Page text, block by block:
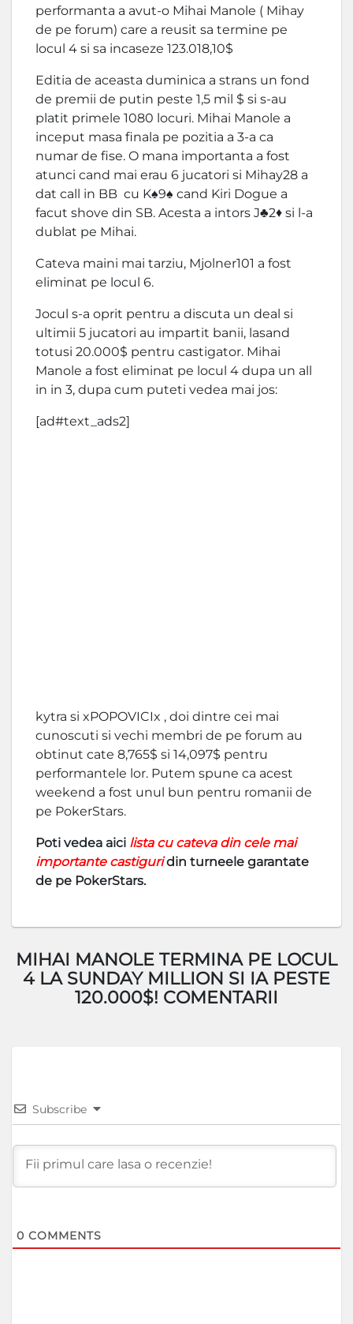
performanta a avut-o Mihai Manole ( Mihay
de pe forum) care a reusit sa termine pe
locul 4 si sa incaseze 123.018,10$
Editia de aceasta duminica a strans un fond
de premii de putin peste 1,5 mil $ si s-au
platit primele 1080 locuri. Mihai Manole a
inceput masa finala pe pozitia a 3-a ca
numar de fise. O mana importanta a fost
atunci cand mai erau 6 jucatori si Mihay28 a
dat call in BB cu K♠9♠ cand Kiri Dogue a
facut shove din SB. Acesta a intors J♣2♦ si l-a
dublat pe Mihai.
Cateva maini mai tarziu, Mjolner101 a fost
eliminat pe locul 6.
Jocul s-a oprit pentru a discuta un deal si
ultimii 5 jucatori au impartit banii, lasand
totusi 20.000$ pentru castigator. Mihai
Manole a fost eliminat pe locul 4 dupa un all
in in 3, dupa cum puteti vedea mai jos:
[ad#text_ads2]
kytra si xPOPOVICIx , doi dintre cei mai
cunoscuti si vechi membri de pe forum au
obtinut cate 8,765$ si 14,097$ pentru
performantele lor. Putem spune ca acest
weekend a fost unul bun pentru romanii de
pe PokerStars.
Poti vedea aici lista cu cateva din cele mai
importante castiguridin turneele garantate
de pe PokerStars.
MIHAI MANOLE TERMINA PE LOCUL
4 LA SUNDAY MILLION SI IA PESTE
120.000$! COMENTARII
Subscribe
0 COMMENTS